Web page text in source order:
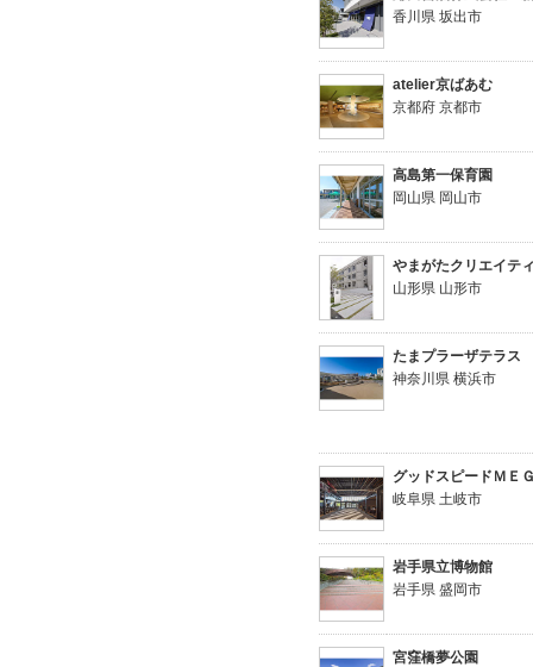
香川県 坂出市
atelier京ばあむ
京都府 京都市
高島第一保育園
岡山県 岡山市
やまがたクリエイテ
山形県 山形市
たまプラーザテラス
神奈川県 横浜市
グッドスピードＭ
岐阜県 土岐市
岩手県立博物館
岩手県 盛岡市
宮窪橋夢公園